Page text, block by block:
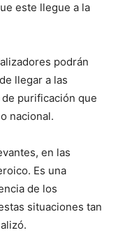
este llegue a la
podrán
llegar a las
purificación que
nacional.
en las
Es una
de los
situaciones tan